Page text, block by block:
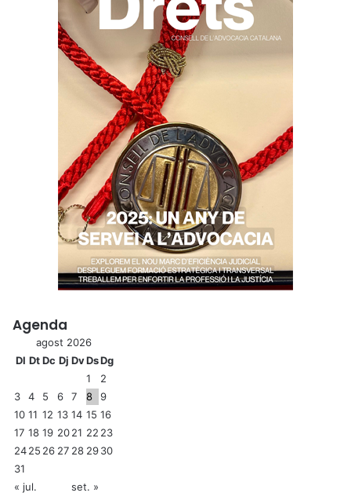
Agenda
agost 2026
Dl DtDc Dj DvDsDg
1
2
3
4 5 6 7 8
9
10 11 12 13 14 15 16
17 18 19 2021 22 23
2425 26 27 28 2930
31
« jul.
set. »